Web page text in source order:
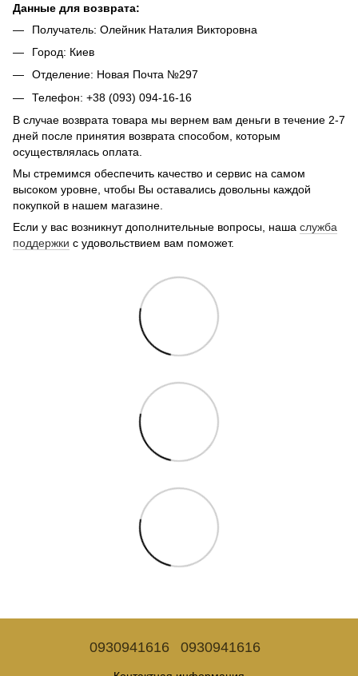
Данные для возврата:
Получатель: Олейник Наталия Викторовна
Город: Киев
Отделение: Новая Почта №297
Телефон: +38 (093) 094-16-16
В случае возврата товара мы вернем вам деньги в течение 2-7
дней после принятия возврата способом, которым
осуществлялась оплата.
Мы стремимся обеспечить качество и сервис на самом
высоком уровне, чтобы Вы оставались довольны каждой
покупкой в нашем магазине.
Если у вас возникнут дополнительные вопросы, наша служба
поддержки с удовольствием вам поможет.
0930941616 0930941616